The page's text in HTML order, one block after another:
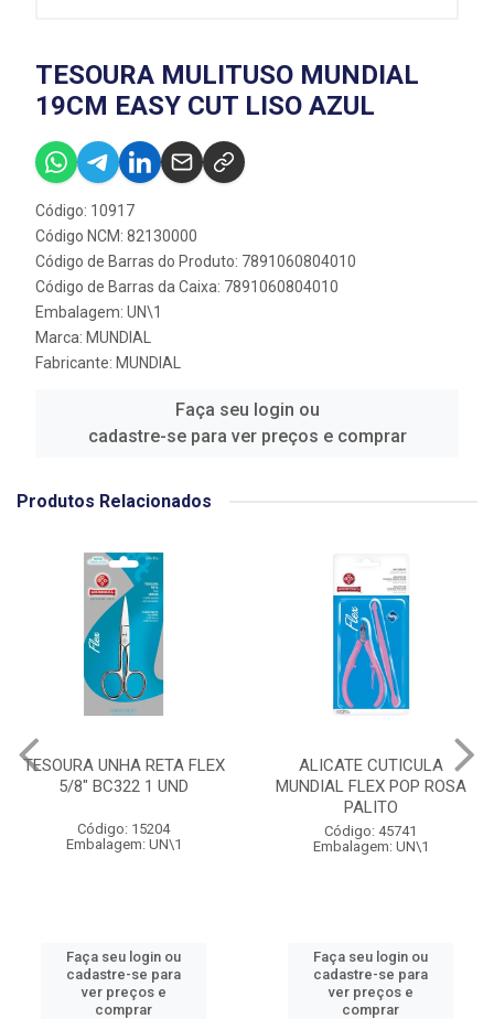
TESOURA MULITUSO MUNDIAL
19CM EASY CUT LISO AZUL
Código: 10917
Código NCM: 82130000
Código de Barras do Produto: 7891060804010
Código de Barras da Caixa: 7891060804010
Embalagem: UN\1
Marca: MUNDIAL
Fabricante: MUNDIAL
Faça seu login ou
cadastre-se para ver preços e comprar
Produtos Relacionados
TESOURA UNHA RETA FLEX
5/8" BC322 1 UND
Código: 15204
Embalagem: UN\1
Faça seu login ou
cadastre-se para
ver preços e
comprar
ALICATE CUTICULA
MUNDIAL FLEX POP ROSA
PALITO
Código: 45741
Embalagem: UN\1
Faça seu login ou
cadastre-se para
ver preços e
comprar